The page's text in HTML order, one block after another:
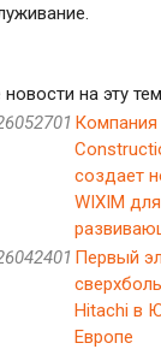
новости на эту
Компания
создает
WIXIM для
Первый
Hitachi в
Европе